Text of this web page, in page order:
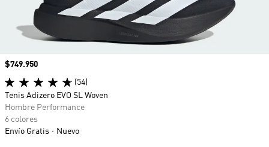
Precio
$749.950
(54)
Tenis Adizero EVO SL Woven
Hombre Performance
6 colores
Envío Gratis
Nuevo